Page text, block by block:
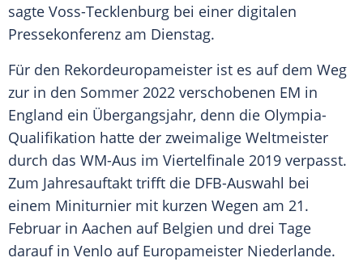
sagte Voss-Tecklenburg bei einer digitalen
Pressekonferenz am Dienstag.
Für den Rekordeuropameister ist es auf dem Weg
zur in den Sommer 2022 verschobenen EM in
England ein Übergangsjahr, denn die Olympia-
Qualifikation hatte der zweimalige Weltmeister
durch das WM-Aus im Viertelfinale 2019 verpasst.
Zum Jahresauftakt trifft die DFB-Auswahl bei
einem Miniturnier mit kurzen Wegen am 21.
Februar in Aachen auf Belgien und drei Tage
darauf in Venlo auf Europameister Niederlande.